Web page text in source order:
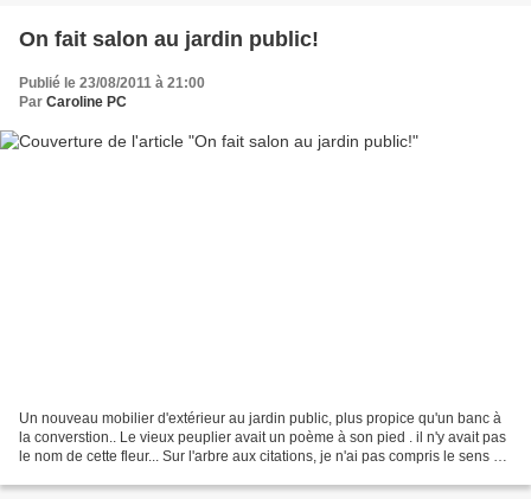
On fait salon au jardin public!
Publié le 23/08/2011 à 21:00
Par Caroline PC
Un nouveau mobilier d'extérieur au jardin public, plus propice qu'un banc à
la converstion.. Le vieux peuplier avait un poème à son pied . il n'y avait pas
le nom de cette fleur... Sur l'arbre aux citations, je n'ai pas compris le sens de